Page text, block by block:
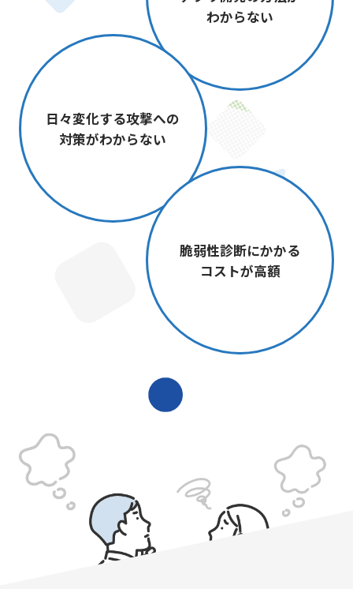
わからない
⽇々変化する攻撃への
対策がわからない
脆弱性診断にかかる
コストが⾼額